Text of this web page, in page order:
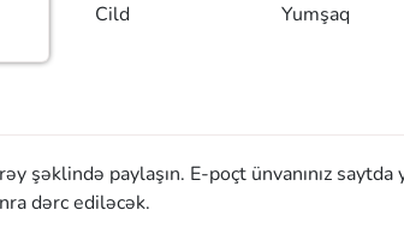
Cild Yumşaq
şəklində paylaşın. E-poçt ünvanınız saytda
dərc ediləcək.